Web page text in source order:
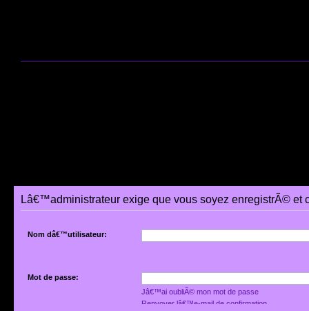
Lâ€™administrateur exige que vous soyez enregistrÃ©
Nom dâ€™utilisateur:
Mot de passe:
Jâ€™ai oubliÃ© mon mot de passe
Renvoyer lâ€™e-mail de confirmation